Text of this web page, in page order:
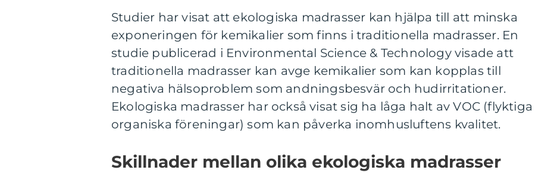
Studier har visat att ekologiska madrasser kan hjälpa till att minska
exponeringen för kemikalier som finns i traditionella madrasser. En
studie publicerad i Environmental Science & Technology visade att
traditionella madrasser kan avge kemikalier som kan kopplas till
negativa hälsoproblem som andningsbesvär och hudirritationer.
Ekologiska madrasser har också visat sig ha låga halt av VOC (flyktiga
organiska föreningar) som kan påverka inomhusluftens kvalitet.
Skillnader mellan olika ekologiska madrasser